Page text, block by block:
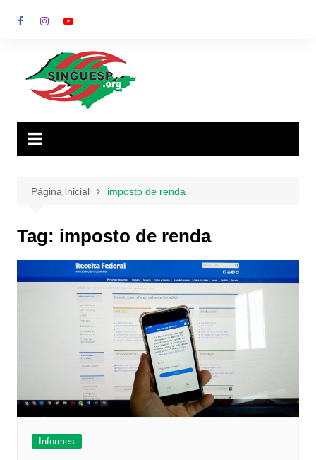
para
Página inicial imposto de renda
Tag: imposto de renda
Informes